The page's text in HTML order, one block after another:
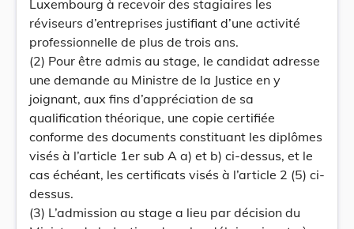
Luxembourg à recevoir des stagiaires les
réviseurs d’entreprises justifiant d’une activité
professionnelle de plus de trois ans.
(2) Pour être admis au stage, le candidat adresse
une demande au Ministre de la Justice en y
joignant, aux fins d’appréciation de sa
qualification théorique, une copie certifiée
conforme des documents constituant les diplômes
visés à l’article 1er sub A a) et b) ci-dessus, et le
cas échéant, les certificats visés à l’article 2 (5) ci-
dessus.
(3) L’admission au stage a lieu par décision du